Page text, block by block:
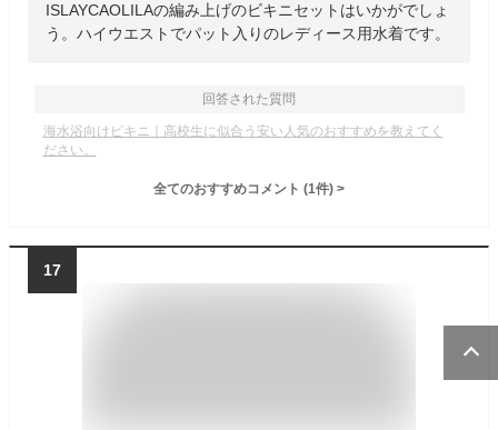
ISLAYCAOLILAの編み上げのビキニセットはいかがでしょ
う。ハイウエストでパット入りのレディース用水着です。
回答された質問
海水浴向けビキニ｜高校生に似合う安い人気のおすすめを教えてく
ださい。
全てのおすすめコメント (1件) >
17